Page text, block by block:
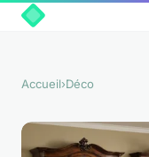
Accueil›Déco